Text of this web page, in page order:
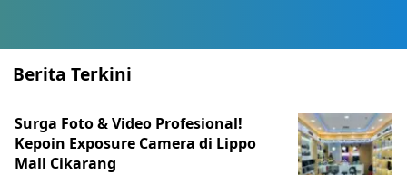
Berita Terkini
Surga Foto & Video Profesional!
Kepoin Exposure Camera di Lippo
Mall Cikarang